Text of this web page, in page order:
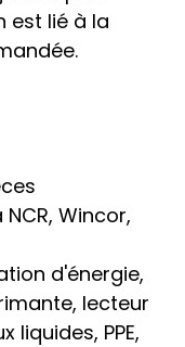
est lié à la
Wincor,
d'énergie,
lecteur
PPE,